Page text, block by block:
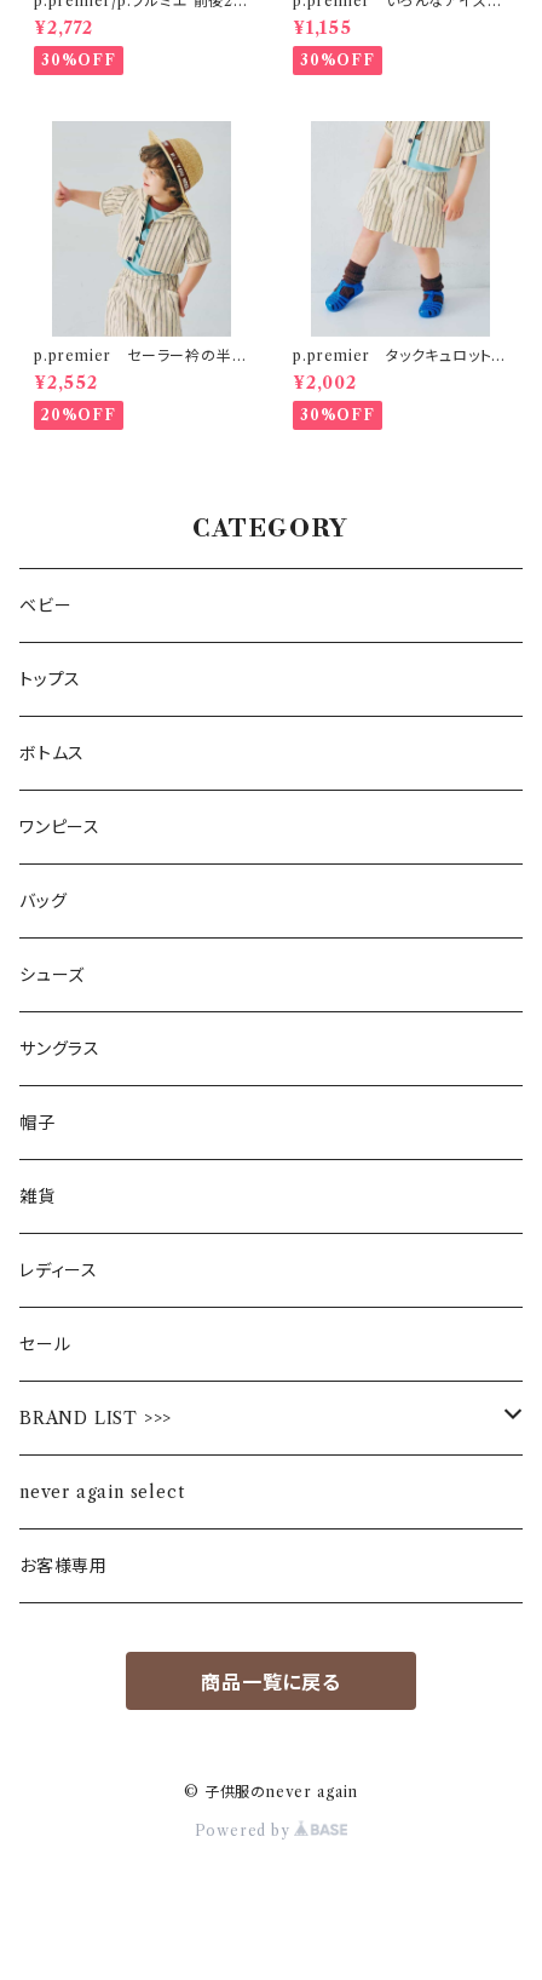
AYパールボタンジャンパースカ
ート
¥2,772
30%OFF
ょーだいグラフィックリンガーT
シャツ ミント
¥1,155
30%OFF
p.premier セーラー衿の半袖
クロップドTシャツ
¥2,552
20%OFF
p.premier タックキュロットハ
ーフパンツ
¥2,002
30%OFF
CATEGORY
ベビー
トップス
ボトムス
ワンピース
バッグ
シューズ
サングラス
帽子
雑貨
レディース
セール
BRAND LIST >>>
ALL STAR
Alohaloha
never again select
お客様専用
商品一覧に戻る
© 子供服のnever again
Powered by